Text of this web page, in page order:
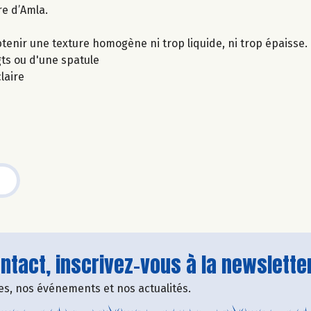
d’Amla.
une texture homogène ni trop liquide, ni trop épaisse.
ou d'une spatule
inscrivez-vous à la
nos événements et nos actualités.